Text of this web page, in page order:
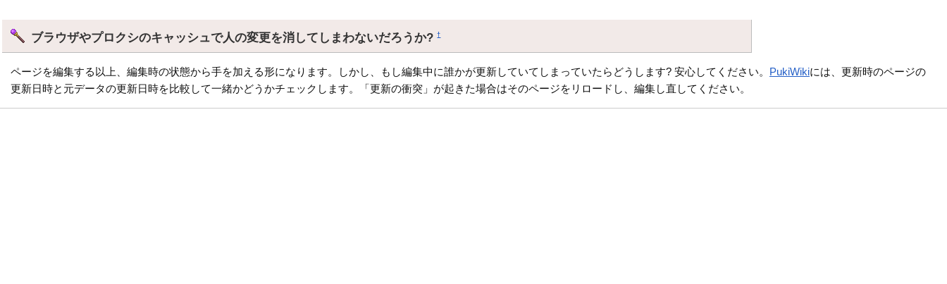
ブラウザやプロクシのキャッシュで人の変更を消してしまわないだろうか?†
ページを編集する以上、編集時の状態から手を加える形になります。しかし、もし編集中に誰かが更新していてしまっていたらどうします? 安心してください。 PukiWikiには、更新時のページの
更新日時と元データの更新日時を比較して一緒かどうかチェックします。「更新の衝突」が起きた場合はそのページをリロードし、編集し直してください。